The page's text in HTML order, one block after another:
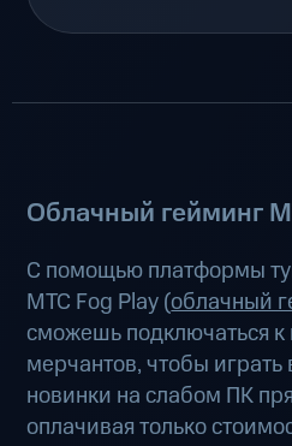
Облачный гейминг
С помощью платформы
МТС Fog Play (облачный
сможешь подключаться
мерчантов, чтобы
новинки на слабом ПК
оплачивая только